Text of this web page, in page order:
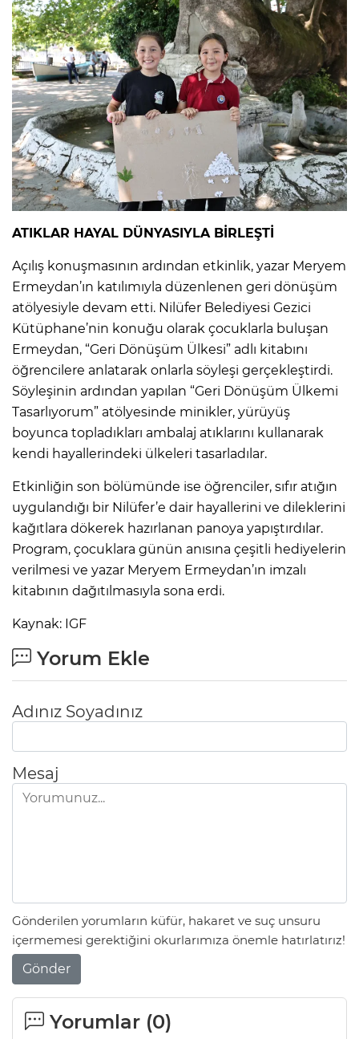
ATIKLAR HAYAL DÜNYASIYLA BİRLEŞTİ
Açılış konuşmasının ardından etkinlik, yazar Meryem
Ermeydan’ın katılımıyla düzenlenen geri dönüşüm
atölyesiyle devam etti. Nilüfer Belediyesi Gezici
Kütüphane’nin konuğu olarak çocuklarla buluşan
Ermeydan, “Geri Dönüşüm Ülkesi” adlı kitabını
öğrencilere anlatarak onlarla söyleşi gerçekleştirdi.
Söyleşinin ardından yapılan “Geri Dönüşüm Ülkemi
Tasarlıyorum” atölyesinde minikler, yürüyüş
boyunca topladıkları ambalaj atıklarını kullanarak
kendi hayallerindeki ülkeleri tasarladılar.
Etkinliğin son bölümünde ise öğrenciler, sıfır atığın
uygulandığı bir Nilüfer’e dair hayallerini ve dileklerini
kağıtlara dökerek hazırlanan panoya yapıştırdılar.
Program, çocuklara günün anısına çeşitli hediyelerin
verilmesi ve yazar Meryem Ermeydan’ın imzalı
kitabının dağıtılmasıyla sona erdi.
Kaynak: IGF
Yorum Ekle
Adınız Soyadınız
Mesaj
Gönderilen yorumların küfür, hakaret ve suç unsuru
içermemesi gerektiğini okurlarımıza önemle hatırlatırız!
Gönder
Yorumlar (0)